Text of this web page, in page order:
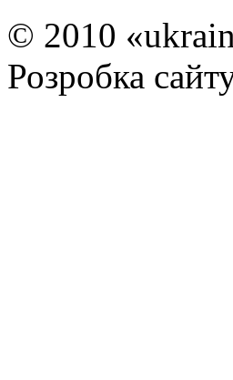
© 2010
Розробка